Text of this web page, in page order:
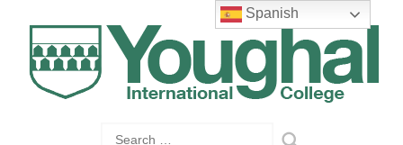
Spanish